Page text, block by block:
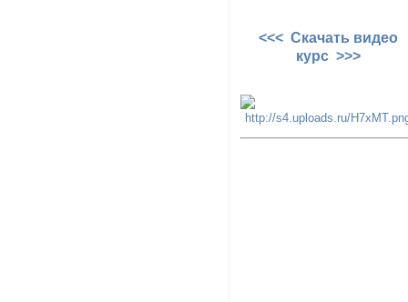
<<< Скачать видео
курс >>>